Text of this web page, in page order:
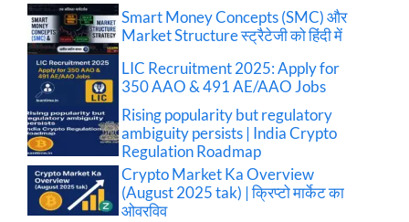
Smart Money Concepts (SMC) और
Market Structure स्ट्रैटेजी को हिंदी में
LIC Recruitment 2025: Apply for
350 AAO & 491 AE/AAO Jobs
Rising popularity but regulatory
ambiguity persists | India Crypto
Regulation Roadmap
Crypto Market Ka Overview
(August 2025 tak) | क्रिप्टो मार्केट का
ओवरविव